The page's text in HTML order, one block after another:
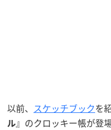
以前、 スケッチブックを
ル』のクロッキー帳が登